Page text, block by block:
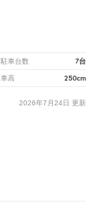
駐車台数 7台
車高 250cm
2026年7月24日 更新